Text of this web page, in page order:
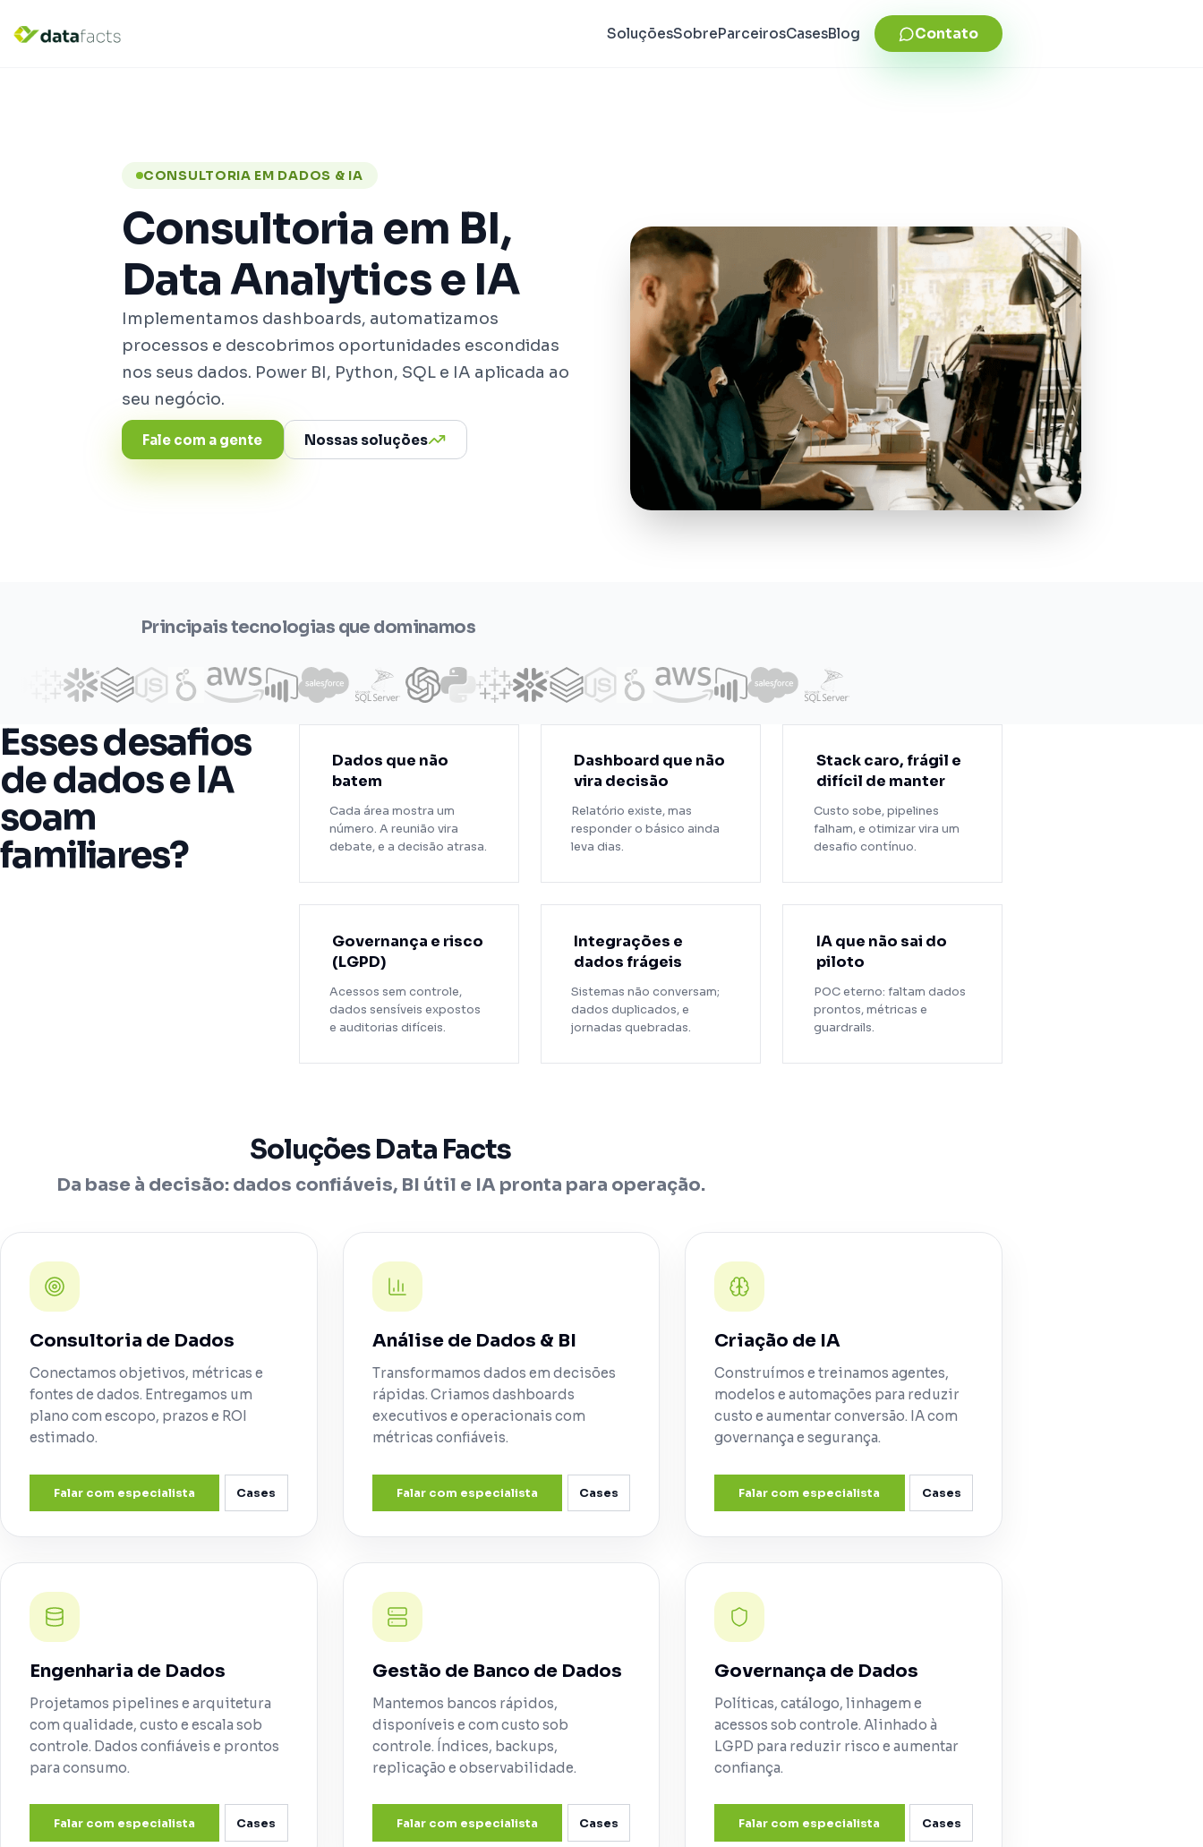
SoluçõesSobreParceirosCasesBlog Contato
CONSULTORIA EM DADOS & IA
Consultoria em BI,
Data Analytics e IA
Implementamos dashboards, automatizamos
processos e descobrimos oportunidades escondidas
nos seus dados. Power BI, Python, SQL e IA aplicada ao
seu negócio.
Fale com a gente Nossas soluções
Principais tecnologias que dominamos
Esses desafios
de dados e IA
soam
familiares?
Dados que não
batem
Cada área mostra um
número. A reunião vira
debate, e a decisão atrasa.
Dashboard que não
vira decisão
Relatório existe, mas
responder o básico ainda
leva dias.
Stack caro, frágil e
difícil de manter
Custo sobe, pipelines
falham, e otimizar vira um
desafio contínuo.
Governança e risco
(LGPD)
Acessos sem controle,
dados sensíveis expostos
e auditorias difíceis.
Integrações e
dados frágeis
Sistemas não conversam;
dados duplicados, e
jornadas quebradas.
IA que não sai do
piloto
POC eterno: faltam dados
prontos, métricas e
guardrails.
Soluções Data Facts
Da base à decisão: dados confiáveis, BI útil e IA pronta para operação.
Consultoria de Dados
Conectamos objetivos, métricas e
fontes de dados. Entregamos um
plano com escopo, prazos e ROI
estimado.
Falar com especialista Cases
Análise de Dados & BI
Transformamos dados em decisões
rápidas. Criamos dashboards
executivos e operacionais com
métricas confiáveis.
Falar com especialista Cases
Criação de IA
Construímos e treinamos agentes,
modelos e automações para reduzir
custo e aumentar conversão. IA com
governança e segurança.
Falar com especialista Cases
Engenharia de Dados
Projetamos pipelines e arquitetura
com qualidade, custo e escala sob
controle. Dados confiáveis e prontos
para consumo.
Falar com especialista Cases
Gestão de Banco de Dados
Mantemos bancos rápidos,
disponíveis e com custo sob
controle. Índices, backups,
replicação e observabilidade.
Falar com especialista Cases
Governança de Dados
Políticas, catálogo, linhagem e
acessos sob controle. Alinhado à
LGPD para reduzir risco e aumentar
confiança.
Falar com especialista Cases